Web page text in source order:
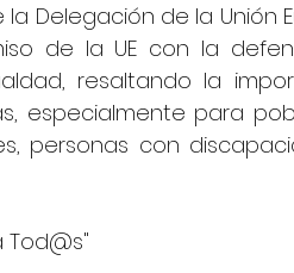
Delegación de la Unión
de la UE con la
resaltando la
especialmente para
personas con